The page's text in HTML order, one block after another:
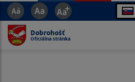
Dobrohošť
Oficiálna stránka